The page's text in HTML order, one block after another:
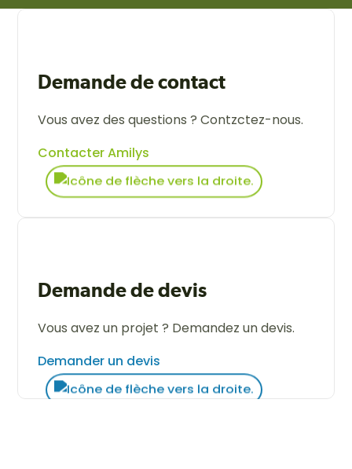
Demande de contact
Vous avez des questions ? Contzctez-nous.
Contacter Amilys
Demande de devis
Vous avez un projet ? Demandez un devis.
Demander un devis